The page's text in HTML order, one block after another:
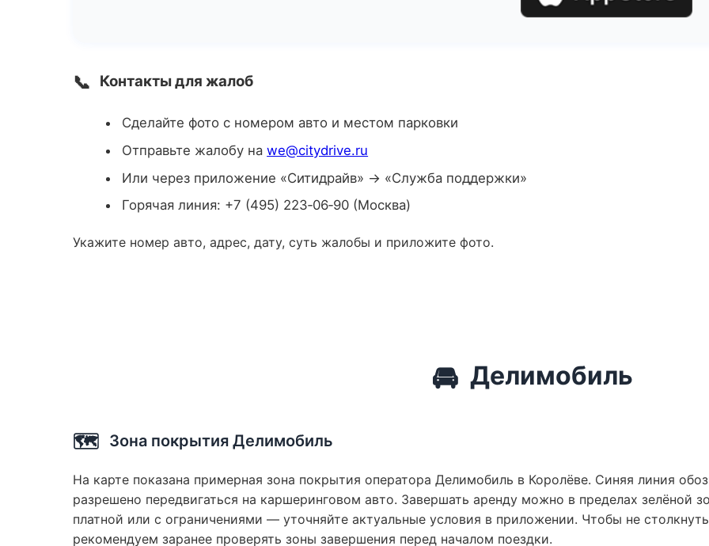
📞 Контакты для жалоб
Сделайте фото с номером авто и местом парковки
Отправьте жалобу наwe@citydrive.ru
Или через приложение «Ситидрайв» → «Служба поддержки»
Горячая линия: +7 (495) 223‑06‑90 (Москва)
Укажите номер авто, адрес, дату, суть жалобы и приложите фото.
🚘 Делимобиль
🗺️ Зона покрытия Делимобиль
На карте показана примерная зона покрытия оператора Делимобиль в Королёве. Синяя линия
разрешено передвигаться на каршеринговом авто. Завершать аренду можно в пределах зелёной
платной или с ограничениями — уточняйте актуальные условия в приложении. Чтобы не
рекомендуем заранее проверять зоны завершения перед началом поездки.